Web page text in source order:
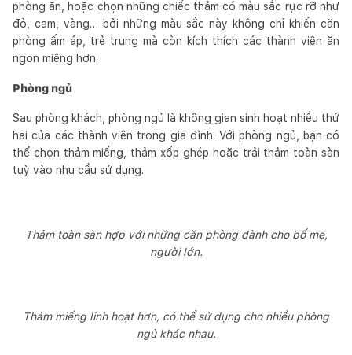
phòng ăn, hoặc chọn những chiếc thảm có màu sắc rực rỡ như
đỏ, cam, vàng… bởi những màu sắc này không chỉ khiến căn
phòng ấm áp, trẻ trung mà còn kích thích các thành viên ăn
ngon miệng hơn.
Phòng ngủ
Sau phòng khách, phòng ngủ là không gian sinh hoạt nhiều thứ
hai của các thành viên trong gia đình. Với phòng ngủ, bạn có
thể chọn thảm miếng, thảm xốp ghép hoặc trải thảm toàn sàn
tuỳ vào nhu cầu sử dụng.
Thảm toàn sàn hợp với những căn phòng dành cho bố mẹ,
người lớn.
Thảm miếng linh hoạt hơn, có thể sử dụng cho nhiều phòng
ngủ khác nhau.